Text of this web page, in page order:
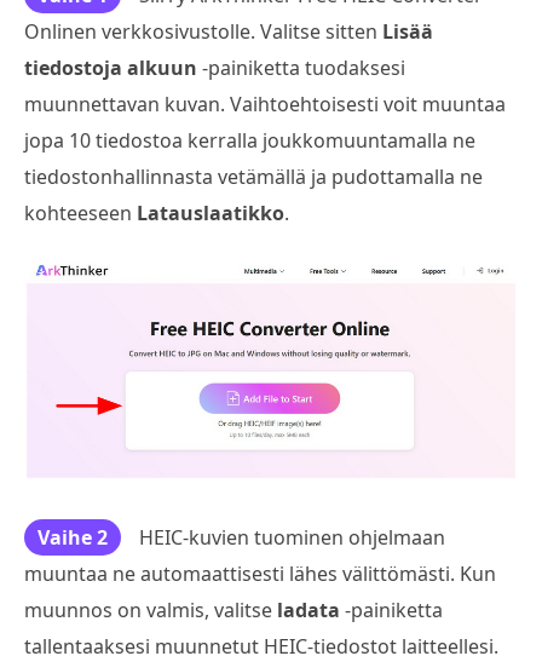
Onlinen verkkosivustolle. Valitse sitten Lisää
tiedostoja alkuun -painiketta tuodaksesi
muunnettavan kuvan. Vaihtoehtoisesti voit muuntaa
jopa 10 tiedostoa kerralla joukkomuuntamalla ne
tiedostonhallinnasta vetämällä ja pudottamalla ne
kohteeseen Latauslaatikko.
Vaihe 2
HEIC-kuvien tuominen ohjelmaan
muuntaa ne automaattisesti lähes välittömästi. Kun
muunnos on valmis, valitse ladata -painiketta
tallentaaksesi muunnetut HEIC-tiedostot laitteellesi.